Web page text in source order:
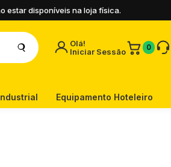
estar disponíveis na loja física.
Olá!
Iniciar Sessão
0
Equipamento Hoteleiro